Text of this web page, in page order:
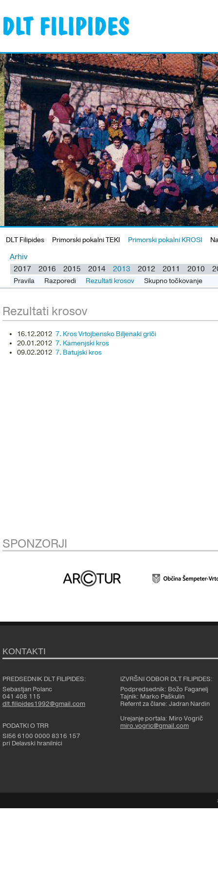
DLT Filipides Primorski pokalni TEKI Primorski pokalni KROSI
Arhiv
2017 2016 2015 2014 2013
Pravila Razporedi Rezultati krosov Skupno točkovanje
2012 2011 2010
Rezultati krosov
16.12.2012 7. Kros Vrtojbensko Biljenaki griči
20.01.2012 7. Kamenjski kros
09.02.2012 7. Batujski kros
SPONZORJI
KONTAKTI
PREDSEDNIK DLT FILIPIDES:
Sebastjan Polanc
041 408 115
dlt.filipides1992@gmail.com
PODATKI O TRR
SI56 6100 0000 8316 157
pri Delavski hranilnici
IZVRŠNI ODBOR DLT FILIPIDES:
Podpredsednik: Božo Faganelj
Tajnik: Marko Paškulin
Refernt za člane: Jadran Nardin
Urejanje portala: Miro Vogrič
miro.vogric@gmail.com